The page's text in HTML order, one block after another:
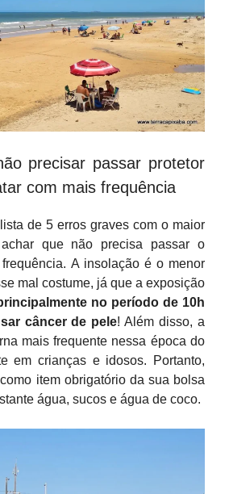
precisar passar protetor
com mais frequência
de 5 erros graves com o maior
que não precisa passar o
A insolação é o menor
mal costume, já que a exposição
no período de 10h
câncer de pele! Além disso, a
mais frequente nessa época do
em crianças e idosos. Portanto,
item obrigatório da sua bolsa
água, sucos e água de coco.